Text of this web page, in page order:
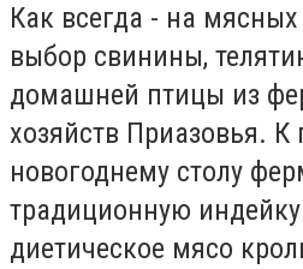
Как всегда - на
выбор свинины,
домашней птицы из
хозяйств Приазовья.
новогоднему столу
традиционную
диетическое мясо